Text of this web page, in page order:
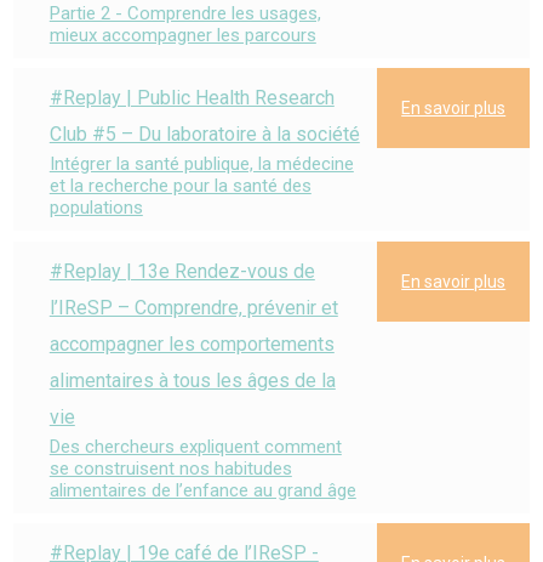
Partie 2 - Comprendre les usages,
mieux accompagner les parcours
#Replay | Public Health Research
Club #5 – Du laboratoire à la société
Intégrer la santé publique, la médecine
et la recherche pour la santé des
populations
En savoir plus
#Replay | 13e Rendez-vous de
l’IReSP – Comprendre, prévenir et
accompagner les comportements
alimentaires à tous les âges de la
vie
Des chercheurs expliquent comment
se construisent nos habitudes
alimentaires de l’enfance au grand âge
En savoir plus
#Replay | 19e café de l’IReSP -